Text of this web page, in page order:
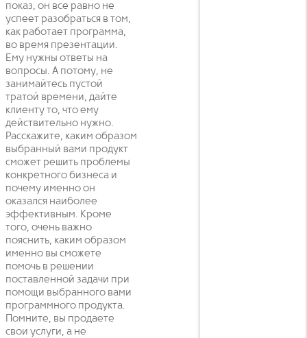
показ, он все равно не
успеет разобраться в том,
как работает программа,
во время презентации.
Ему нужны ответы на
вопросы. А потому, не
занимайтесь пустой
тратой времени, дайте
клиенту то, что ему
действительно нужно.
Расскажите, каким образом
выбранный вами продукт
сможет решить проблемы
конкретного бизнеса и
почему именно он
оказался наиболее
эффективным. Кроме
того, очень важно
пояснить, каким образом
именно вы сможете
помочь в решении
поставленной задачи при
помощи выбранного вами
программного продукта.
Помните, вы продаете
свои услуги, а не